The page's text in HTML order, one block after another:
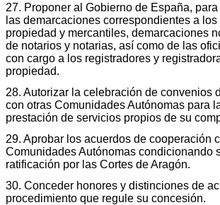
27. Proponer al Gobierno de España,
las demarcaciones correspondientes a
propiedad y mercantiles, demarcaciones
de notarios y notarias, así como de las
con cargo a los registradores y
propiedad.
28. Autorizar la celebración de convenios
con otras Comunidades Autónomas para
prestación de servicios propios de su
29. Aprobar los acuerdos de cooperación
Comunidades Autónomas condicionando
ratificación por las Cortes de Aragón.
30. Conceder honores y distinciones de
procedimiento que regule su concesión.